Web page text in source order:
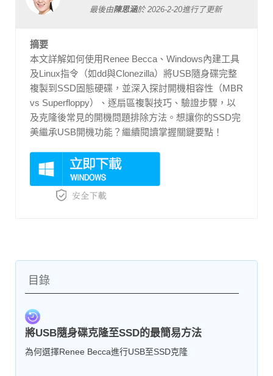
最後由陳思涵於2026-2-20進行了更新
摘要
本文詳解如何使用Renee Becca、Windows內建工具
及Linux指令（如dd與Clonezilla）將USB隨身碟完整
複製到SSD固態硬碟，並深入探討開機相容性（MBR
vs Superfloppy）、逐扇區複製技巧、驗證步驟，以
及克隆後常見的開機問題排除方法。想讓你的SSD完
美繼承USB開機功能？繼續閱讀掌握關鍵要點！
目錄
將USB隨身碟克隆至SSD的最簡易方法
為何選擇Renee Becca進行USB至SSD克隆